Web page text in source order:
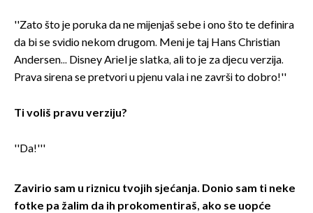
''Zato što je poruka da ne mijenjaš sebe i ono što te definira
da bi se svidio nekom drugom. Meni je taj Hans Christian
Andersen... Disney Ariel je slatka, ali to je za djecu verzija.
Prava sirena se pretvori u pjenu vala i ne završi to dobro!''
Ti voliš pravu verziju?
''Da!'''
Zavirio sam u riznicu tvojih sjećanja. Donio sam ti neke
fotke pa žalim da ih prokomentiraš, ako se uopće